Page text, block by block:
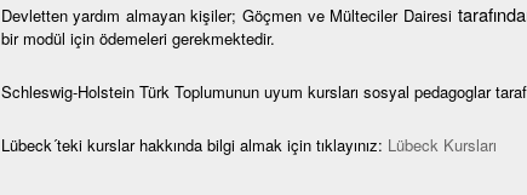
Devletten yardım almayan kişiler; Göçmen ve Mülteciler Dairesi
bir modül için ödemeleri gerekmektedir.
Schleswig-Holstein Türk Toplumunun uyum kursları sosyal pedagoglar
Lübeck´teki kurslar hakkında bilgi almak için tıklayınız: Lübeck Kursları